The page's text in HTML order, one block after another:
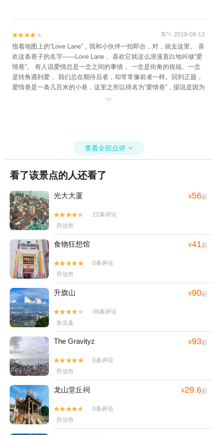

 车*r 2018-08-13
指着地图上的“Love Lane”，我和小伙伴一拍即合，对，就去这里。 喜
欢这条巷子的名字——Love Lane， 喜欢它就这么浪漫直白地叫做“爱
情巷”。 有人说爱情总是一念之间的事情， 一念是街角的祝福、一念
是转角遇到爱， 我们总在期待后者，却常常像前者一样。回到正题，
爱情巷是一条几百米的小巷，这里之所以得名为“爱情巷”，据说是因为
从这条巷子走出去就可以望见大海，是一个可以看山看海，共筑爱巢
e，可以分我一点爱情的好运吗？

查看全部点评 
看了该景点的人还看了
光大大厦 ¥56起


22条评论
乔治市
食物狂想馆 ¥41起


0条评论
乔治市
升旗山 ¥90起


36条评论
东北县
The Gravityz ¥93起


0条评论
乔治市
龙山堂丘祠 ¥29.6起


0条评论
乔治市